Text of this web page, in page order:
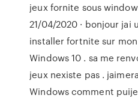
jeux fornite sous
21/04/2020 · bonjour
installer fortnite sur
Windows 10 . sa me
jeux nexiste pas .
Windows comment